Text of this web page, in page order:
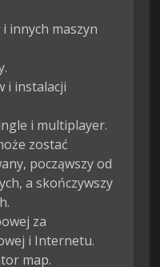
innych maszyn
i instalacji
i multiplayer.
zostać
począwszy od
a skończywszy
za
i Internetu.
map.